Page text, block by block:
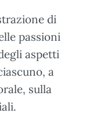
di
passioni
aspetti
a
sulla